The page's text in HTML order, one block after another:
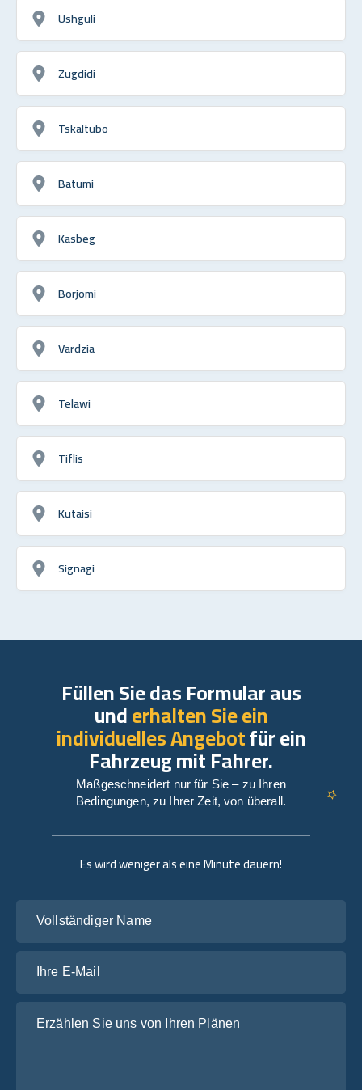
Ushguli
Zugdidi
Tskaltubo
Batumi
Kasbeg
Borjomi
Vardzia
Telawi
Tiflis
Kutaisi
Signagi
Es wird weniger als eine Minute dauern!
Füllen Sie das Formular aus
underhalten Sie ein
individuelles Angebotfür ein
Fahrzeug mit Fahrer.
Maßgeschneidert nur für Sie – zu Ihren
Bedingungen, zu Ihrer Zeit, von überall.